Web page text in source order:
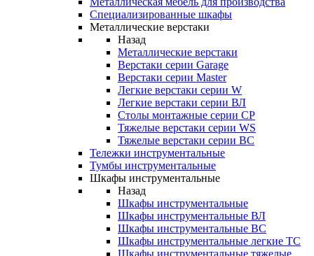
Cпециализированные шкафы
Металлические верстаки
Назад
Металлические верстаки
Верстаки серии Garage
Верстаки серии Master
Легкие верстаки серии W
Легкие верстаки серии ВЛ
Столы монтажные серии СР
Тяжелые верстаки серии WS
Тяжелые верстаки серии ВС
Тележки инструментальные
Тумбы инструментальные
Шкафы инструментальные
Назад
Шкафы инструментальные
Шкафы инструментальные ВЛ
Шкафы инструментальные ВС
Шкафы инструментальные легкие ТС
Шкафы инструментальные тяжелые